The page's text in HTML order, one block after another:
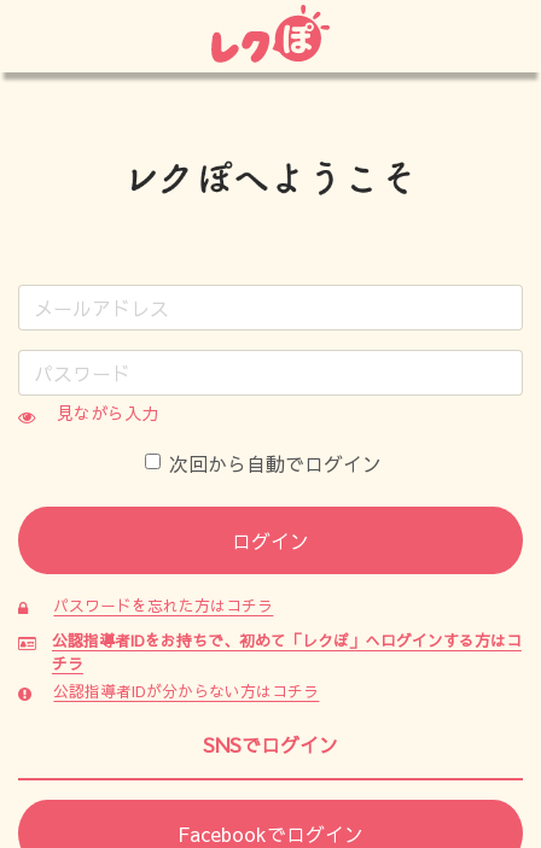
見ながら入力
次回から自動でログイン
ログイン
パスワードを忘れた方はコチラ
公認指導者IDをお持ちで、初めて「レクぽ」へログインする方はコ
チラ
公認指導者IDが分からない方はコチラ
SNSでログイン
Facebookでログイン